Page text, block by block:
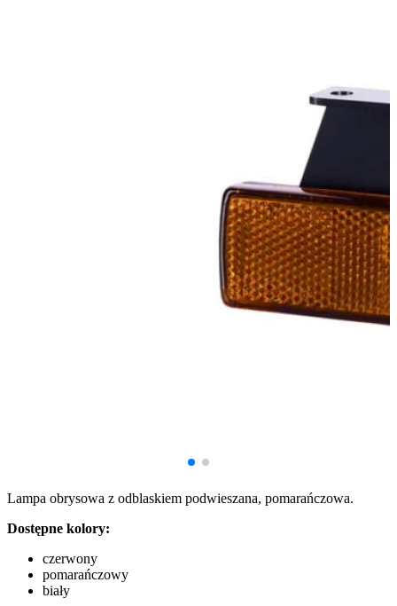
Lampa obrysowa z odblaskiem podwieszana, pomarańczowa.
Dostępne kolory:
czerwony
pomarańczowy
biały